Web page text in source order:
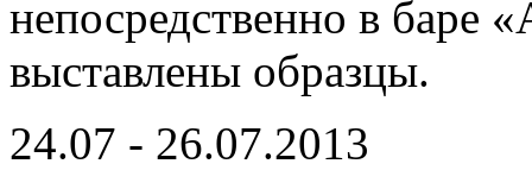
непосредственно в баре
выставлены образцы.
24.07 - 26.07.2013